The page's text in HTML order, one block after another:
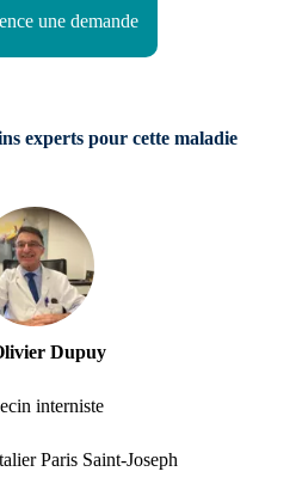
une demande
experts pour cette maladie
Dupuy
interniste
Paris Saint-Joseph